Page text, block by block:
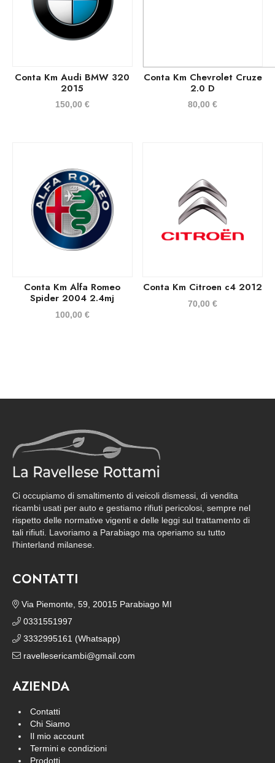
Conta Km Audi BMW 320
2015
150,00 €
Conta Km Chevrolet Cruze
2.0 D
80,00€
Conta Km Alfa Romeo
Spider 2004 2.4mj
100,00 €
Conta Km Citroen c4 2012
70,00€
Ci occupiamo di smaltimento di veicoli dismessi, di vendita
ricambi usati per auto e gestiamo rifiuti pericolosi, sempre nel
rispetto delle normative vigenti e delle leggi sul trattamento di
tali rifiuti. Lavoriamo a Parabiago ma operiamo su tutto
l’hinterland milanese.
CONTATTI
Via Piemonte, 59, 20015 Parabiago MI
0331551997
3332995161 (Whatsapp)
ravellesericambi@gmail.com
AZIENDA
Contatti
Chi Siamo
Il mio account
Termini e condizioni
Prodotti